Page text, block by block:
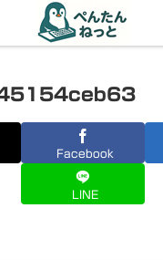
PCやガジェットの備忘録
Facebook
LINE